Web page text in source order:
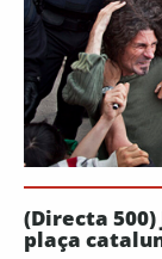
(Directa
plaça